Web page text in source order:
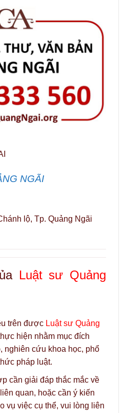
NGÃI
lộ, Tp. Quảng Ngãi
Luật sư Quảng
trên được Luật sư Quảng
hiện nhằm mục đích
nghiên cứu khoa học, phổ
pháp luật.
cần giải đáp thắc mắc về
quan, hoặc cần ý kiến
vụ việc cụ thể, vui lòng liên